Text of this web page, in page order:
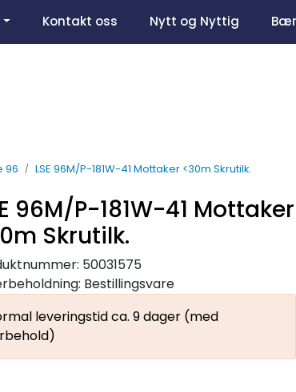
Om oss
Kontakt oss Nytt og Nyttig
96 LSE 96M/P-181W-41 Mottaker <30m Skrutilk.
96M/P-181W-41 Mottaker
Skrutilk.
50031575
Bestillingsvare
leveringstid ca. 9 dager (med